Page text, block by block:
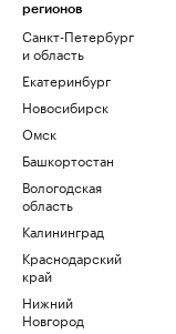
регионов
Санкт-Петербург
и область
Екатеринбург
Новосибирск
Омск
Башкортостан
Вологодская
область
Калининград
Краснодарский
край
Нижний
Новгород